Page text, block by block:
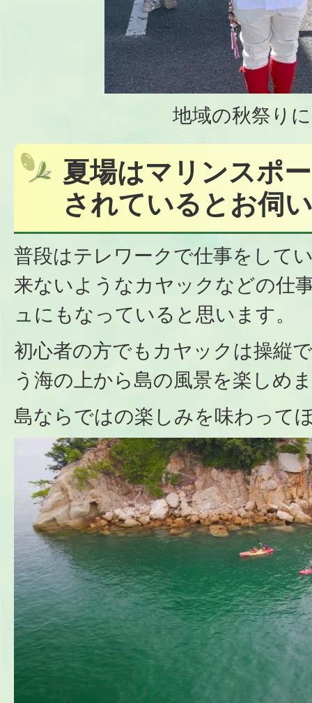
地域の秋祭り
夏場はマリンスポ
されているとお伺
普段はテレワークで仕事をして
来ないようなカヤックなどの仕
ュにもなっていると思います。
初心者の方でもカヤックは操縦
う海の上から島の風景を楽しめ
島ならではの楽しみを味わって